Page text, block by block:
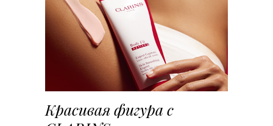
Красивая фигура с